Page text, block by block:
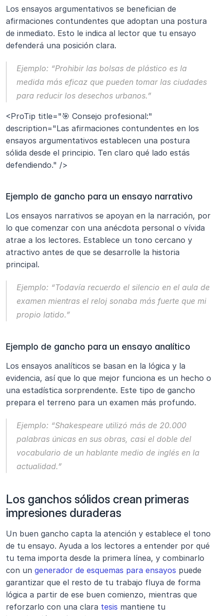
Los ensayos argumentativos se benefician de
afirmaciones contundentes que adoptan una postura
de inmediato. Esto le indica al lector que tu ensayo
defenderá una posición clara.
Ejemplo: “Prohibir las bolsas de plástico es la
medida más eficaz que pueden tomar las ciudades
para reducir los desechos urbanos.”
<ProTip title="🎯 Consejo profesional:"
description="Las afirmaciones contundentes en los
ensayos argumentativos establecen una postura
sólida desde el principio. Ten claro qué lado estás
defendiendo." />
Ejemplo de gancho para un ensayo narrativo
Los ensayos narrativos se apoyan en la narración, por
lo que comenzar con una anécdota personal o vívida
atrae a los lectores. Establece un tono cercano y
atractivo antes de que se desarrolle la historia
principal.
Ejemplo: “Todavía recuerdo el silencio en el aula de
examen mientras el reloj sonaba más fuerte que mi
propio latido.”
Ejemplo de gancho para un ensayo analítico
Los ensayos analíticos se basan en la lógica y la
evidencia, así que lo que mejor funciona es un hecho o
una estadística sorprendente. Este tipo de gancho
prepara el terreno para un examen más profundo.
Ejemplo: “Shakespeare utilizó más de 20.000
palabras únicas en sus obras, casi el doble del
vocabulario de un hablante medio de inglés en la
actualidad.”
Los ganchos sólidos crean primeras
impresiones duraderas
Un buen gancho capta la atención y establece el tono
de tu ensayo. Ayuda a los lectores a entender por qué
tu tema importa desde la primera línea, y combinarlo
con un generador de esquemas para ensayos puede
garantizar que el resto de tu trabajo fluya de forma
lógica a partir de ese buen comienzo, mientras que
reforzarlo con una clara tesis mantiene tu